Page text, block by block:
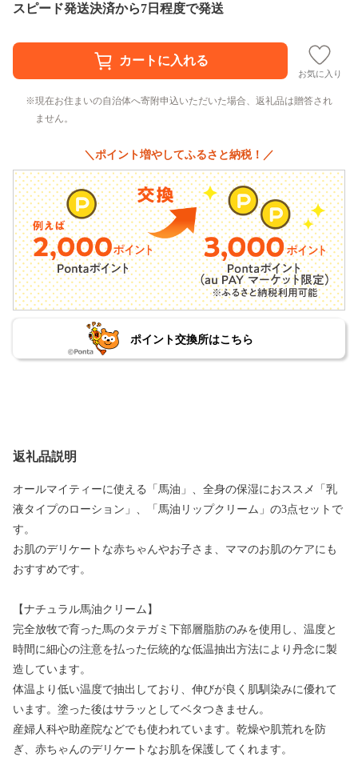
スピード発送決済から7日程度で発送
お気に入り
現在お住まいの自治体へ寄附申込いただいた場合、返礼品は贈答され
ません。
＼ポイント増やしてふるさと納税！／
ポイント交換所はこちら
返礼品説明
オールマイティーに使える「馬油」、全身の保湿におススメ「乳
液タイプのローション」、「馬油リップクリーム」の3点セットで
す。
お肌のデリケートな赤ちゃんやお子さま、ママのお肌のケアにも
おすすめです。
【ナチュラル馬油クリーム】
完全放牧で育った馬のタテガミ下部層脂肪のみを使用し、温度と
時間に細心の注意を払った伝統的な低温抽出方法により丹念に製
造しています。
体温より低い温度で抽出しており、伸びが良く肌馴染みに優れて
います。塗った後はサラッとしてベタつきません。
産婦人科や助産院などでも使われています。乾燥や肌荒れを防
ぎ、赤ちゃんのデリケートなお肌を保護してくれます。